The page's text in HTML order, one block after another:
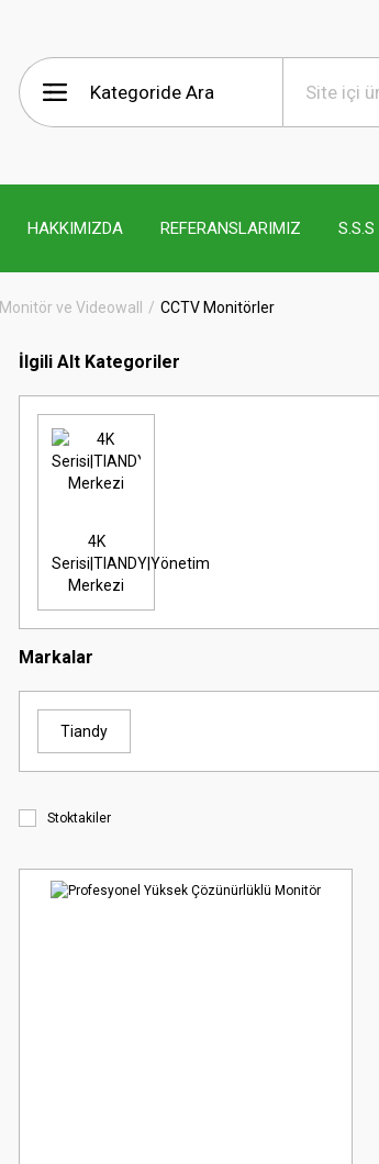
HAKKIMIZDA REFERANSLARIMIZ S.S.S
Monitör ve Videowall CCTV Monitörler
İlgili Alt Kategoriler
4K
Serisi|TIANDY|Yönetim
Merkezi
Markalar
Tiandy
Stoktakiler